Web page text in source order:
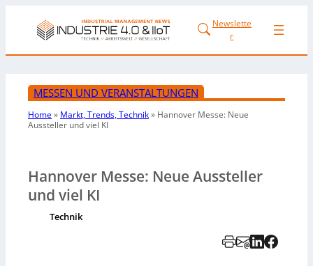
Newslette
r
MESSEN UND VERANSTALTUNGEN
Home» Markt, Trends, Technik» Hannover Messe: Neue
Aussteller und viel KI
Hannover Messe: Neue Aussteller
und viel KI
Technik